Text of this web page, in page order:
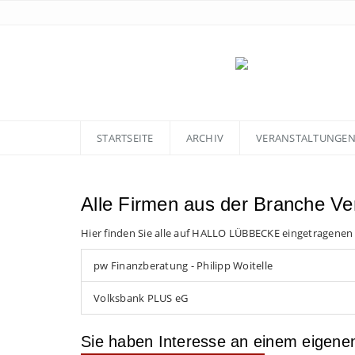
STARTSEITE ARCHIV VERANSTALTUNGEN
Alle Firmen aus der Branche
Hier finden Sie alle auf HALLO LÜBBECKE
pw Finanzberatung - Philipp Woitelle
Volksbank PLUS eG
Sie haben Interesse an einem